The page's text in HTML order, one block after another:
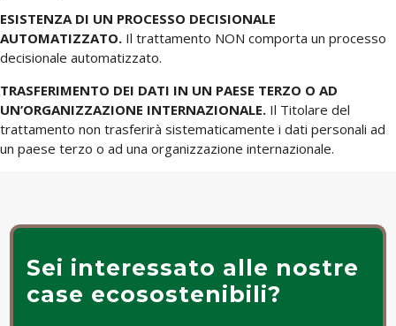
ESISTENZA DI UN PROCESSO DECISIONALE
AUTOMATIZZATO. Il trattamento NON comporta un processo
decisionale automatizzato.
TRASFERIMENTO DEI DATI IN UN PAESE TERZO O AD
UN’ORGANIZZAZIONE INTERNAZIONALE. Il Titolare del
trattamento non trasferirà sistematicamente i dati personali ad
un paese terzo o ad una organizzazione internazionale.
Sei interessato alle nostre
case ecosostenibili?